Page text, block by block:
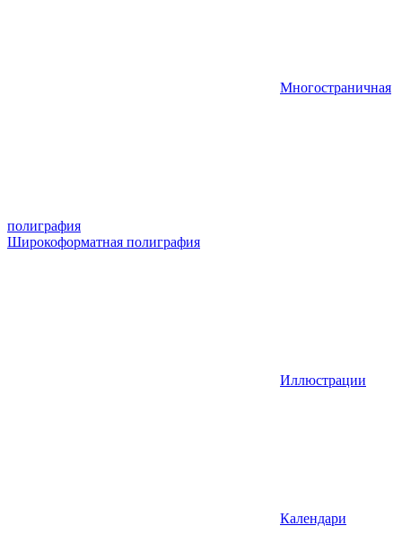
Многостраничная
полиграфия
Широкоформатная полиграфия
Иллюстрации
Календари